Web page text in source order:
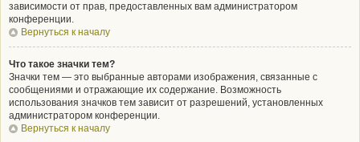
зависимости от прав, предоставленных вам администратором
конференции.
Вернуться к началу
Что такое значки тем?
Значки тем — это выбранные авторами изображения, связанные с
сообщениями и отражающие их содержание. Возможность
использования значков тем зависит от разрешений, установленных
администратором конференции.
Вернуться к началу